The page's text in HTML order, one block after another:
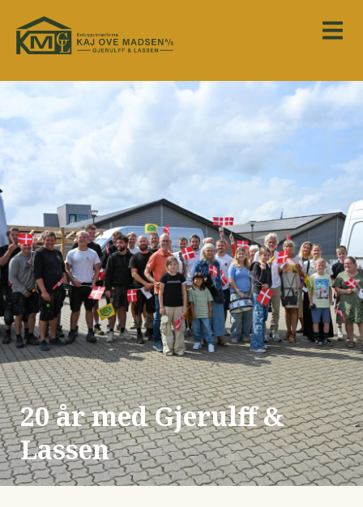
20 år med Gjerulff &
Lassen